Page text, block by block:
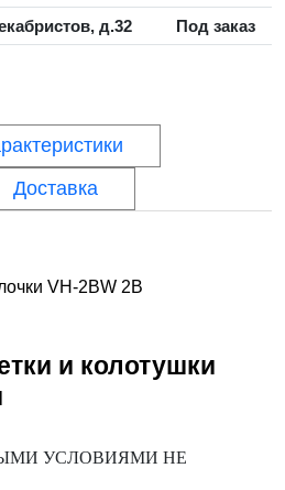
д.32
Под заказ
Доставка
VH-2BW 2B
и колотушки
УСЛОВИЯМИ НЕ